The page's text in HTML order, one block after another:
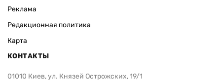
Реклама
Редакционная политика
Карта
КОНТАКТЫ
01010 Киев, ул. Князей Острожских, 19/1